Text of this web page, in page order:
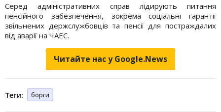
Серед адміністративних справ лідирують питання
пенсійного забезпечення, зокрема соціальні гарантії
звільнених держслужбовців та пенсії для постраждалих
від аварії на ЧАЕС.
Читайте нас у Google.News
Теги: борги